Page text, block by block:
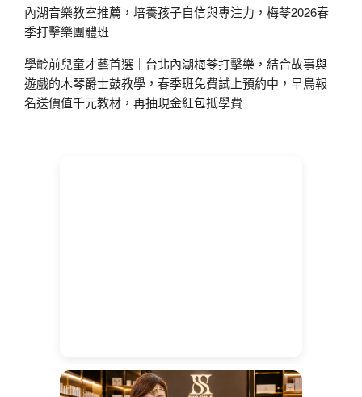
內湖音樂教室推薦，培養孩子自信與專注力，梅苓2026春
季打擊樂團體班
學齡前兒童才藝首選｜台北內湖梅苓打擊樂，結合故事與
遊戲的木琴爵士鼓教學，春季班免費試上預約中，早鳥報
名送價值千元教材，再抽現金紅包抵學費